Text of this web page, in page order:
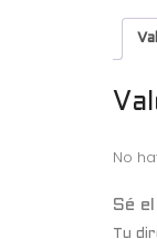
No
Sé
Tu